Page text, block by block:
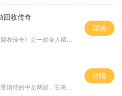
回收传奇
《上线送自动捡取自动回收传奇》是一款令人期待的传奇类游戏。该游戏的独特之处在于引入了自动捡取和自动回收的功能，为玩家提供了更加便捷和高效的游戏体验。让我们来了解一
详情
《红机传奇》是一款备受期待的中文网游，它将带你进入一个神秘而刺激的游戏世界。这款游戏以其独特的玩法和精彩的剧情而受到广大玩家的喜爱。我们来了解一下《红机传奇》的背
详情